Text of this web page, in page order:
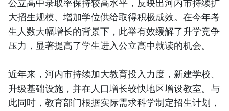
公立高中录取率保持较高水平，反映出河内市持续扩
大招生规模、增加学位供给取得积极成效。在今年考
生人数大幅增长的背景下，此举有效缓解了升学竞争
压力，显著提高了学生进入公立高中就读的机会。
近年来，河内市持续加大教育投入力度，新建学校、
升级基础设施，并在人口增长较快地区增设教室。与
此同时，教育部门根据实际需求科学制定招生计划，